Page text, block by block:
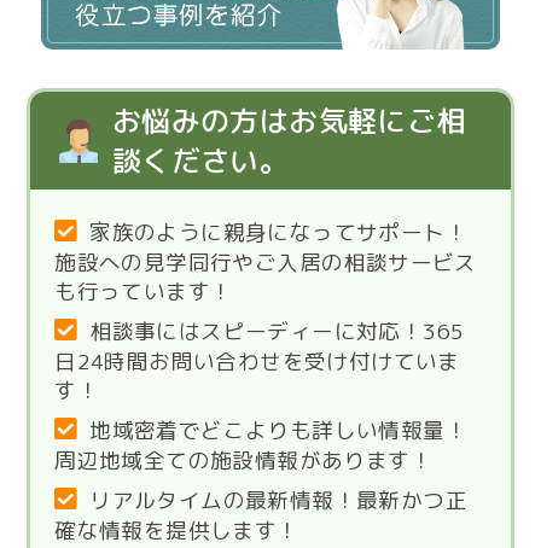
お悩みの方はお気軽にご相
談ください。
家族のように親身になってサポート！
施設への見学同行やご入居の相談サービス
も行っています！
相談事にはスピーディーに対応！365
日24時間お問い合わせを受け付けていま
す！
地域密着でどこよりも詳しい情報量！
周辺地域全ての施設情報があります！
リアルタイムの最新情報！最新かつ正
確な情報を提供します！